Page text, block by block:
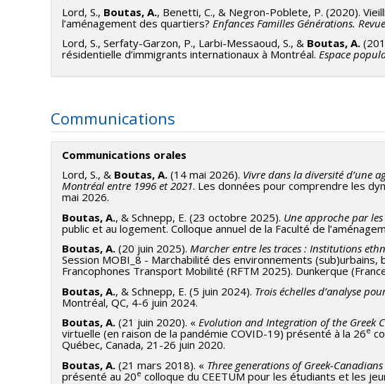
Lord, S., Boutas, A., Benetti, C., & Negron-Poblete, P. (2020).
l’aménagement des quartiers? Enfances Familles Générations.
Lord, S., Serfaty-Garzon, P., Larbi-Messaoud, S., & Boutas, A.
résidentielle d’immigrants internationaux à Montréal. Espace
Communications
Communications orales
Lord, S., & Boutas, A. (14 mai 2026). Vivre dans la diversité d’une
Montréal entre 1996 et 2021. Les données pour comprendre les
mai 2026.
Boutas, A., & Schnepp, E. (23 octobre 2025). Une approche par
public et au logement. Colloque annuel de la Faculté de
Boutas, A. (20 juin 2025). Marcher entre les traces : Institutions
Session MOBI_8 - Marchabilité des environnements
Francophones Transport Mobilité (RFTM 2025). Dunkerque
Boutas, A., & Schnepp, E. (5 juin 2024). Trois échelles d’analyse
Montréal, QC, 4-6 juin 2024.
Boutas, A. (21 juin 2020). « Evolution and Integration of the Greek
virtuelle (en raison de la pandémie COVID-19) présenté à la 26e
Québec, Canada, 21-26 juin 2020.
Boutas, A. (21 mars 2018). « Three generations of Greek-
présenté au 20e colloque du CEETUM pour les étudiants et les